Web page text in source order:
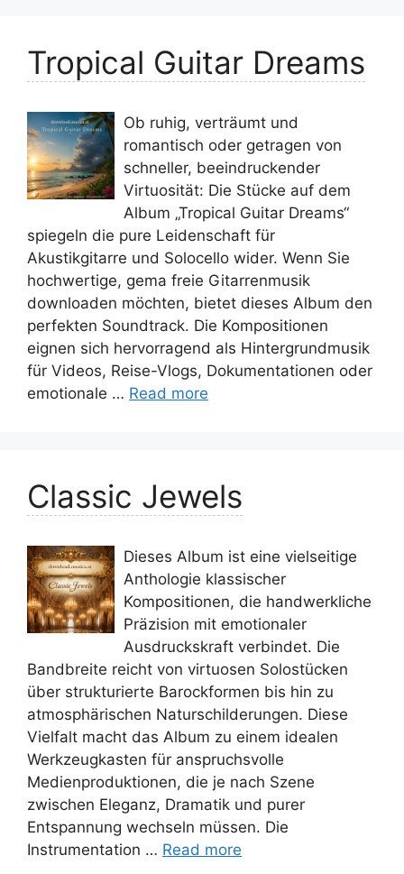
Tropical Guitar Dreams
Ob ruhig, verträumt und
romantisch oder getragen von
schneller, beeindruckender
Virtuosität: Die Stücke auf dem
Album „Tropical Guitar Dreams“
spiegeln die pure Leidenschaft für
Akustikgitarre und Solocello wider. Wenn Sie
hochwertige, gema freie Gitarrenmusik
downloaden möchten, bietet dieses Album den
perfekten Soundtrack. Die Kompositionen
eignen sich hervorragend als Hintergrundmusik
für Videos, Reise-Vlogs, Dokumentationen oder
emotionale … Read more
Classic Jewels
Dieses Album ist eine vielseitige
Anthologie klassischer
Kompositionen, die handwerkliche
Präzision mit emotionaler
Ausdruckskraft verbindet. Die
Bandbreite reicht von virtuosen Solostücken
über strukturierte Barockformen bis hin zu
atmosphärischen Naturschilderungen. Diese
Vielfalt macht das Album zu einem idealen
Werkzeugkasten für anspruchsvolle
Medienproduktionen, die je nach Szene
zwischen Eleganz, Dramatik und purer
Entspannung wechseln müssen. Die
Instrumentation … Read more